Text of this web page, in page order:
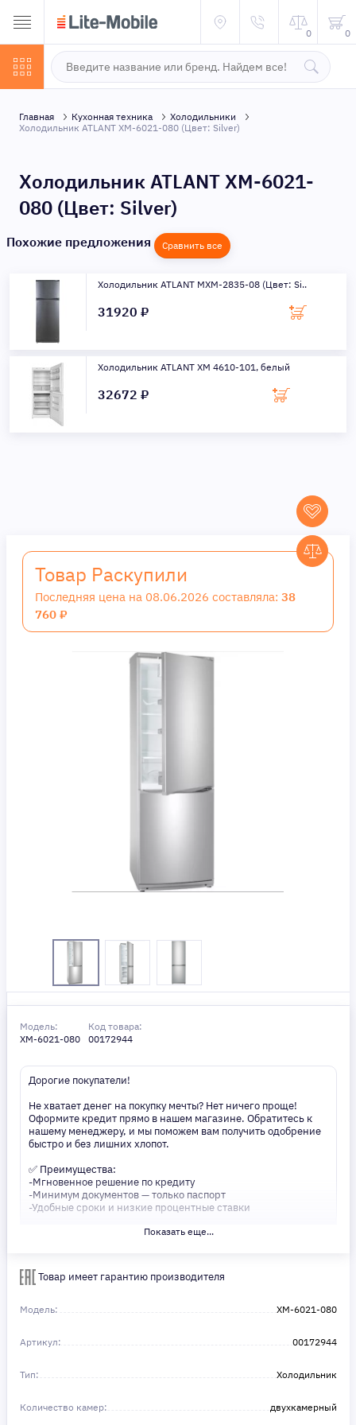
0 0
Главная Кухонная техника
Холодильники
Холодильник ATLANT XM-6021-080 (Цвет: Silver)
Холодильник ATLANT XM-6021-
080 (Цвет: Silver)
Похожие предложения Сравнить все
Холодильник ATLANT МХМ-2835-08 (Цвет: Si..
31920 ₽
Холодильник ATLANT ХМ 4610-101, белый
32672 ₽
Товар Раскупили
Последняя цена на 08.06.2026 составляла: 38
760 ₽
Модель:
XM-6021-080
Код товара:
00172944
Дорогие покупатели!
Не хватает денег на покупку мечты? Нет ничего проще!
Оформите кредит прямо в нашем магазине. Обратитесь к
нашему менеджеру, и мы поможем вам получить одобрение
быстро и без лишних хлопот.
✅ Преимущества:
-Мгновенное решение по кредиту
-Минимум документов — только паспорт
-Удобные сроки и низкие процентные ставки
Не откладывайте свои желания на потом! Получите то, что
Показать еще...
Товар имеет гарантию производителя
Модель: XM-6021-080
Артикул: 00172944
Тип: Холодильник
Количество камер: двухкамерный